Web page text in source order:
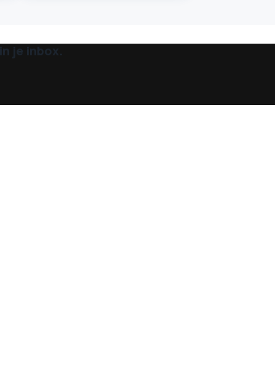
je inbox.